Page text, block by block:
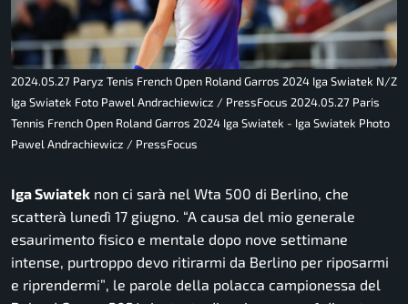
2024.05.27 Paryz Tenis French Open Roland Garros 2024 Iga Swiatek N/Z
Iga Swiatek Foto Pawel Andrachiewicz / PressFocus 2024.05.27 Paris
Tennis French Open Roland Garros 2024 Iga Swiatek - Iga Swiatek Photo
Pawel Andrachiewicz / PressFocus
Iga Swiatek non ci sarà nel Wta 500 di Berlino, che
scatterà lunedì 17 giugno. “A causa del mio generale
esaurimento fisico e mentale dopo nove settimane
intense, purtroppo devo ritirarmi da Berlino per riposarmi
e riprendermi”, le parole della polacca campionessa del